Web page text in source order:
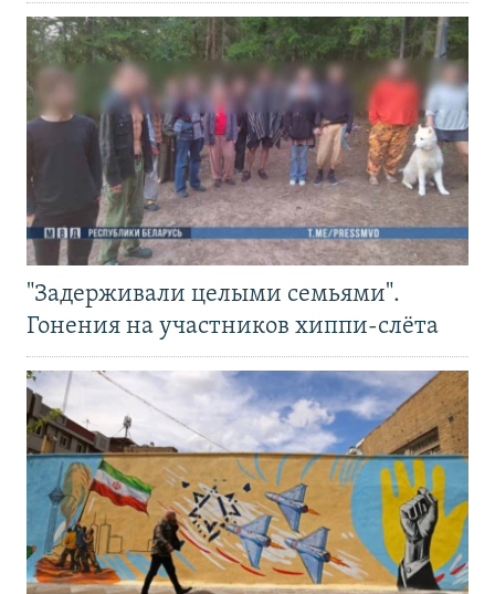
"Задерживали целыми семьями".
Гонения на участников хиппи-слёта